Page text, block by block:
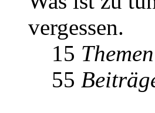
vergessen.
15 Themen
55